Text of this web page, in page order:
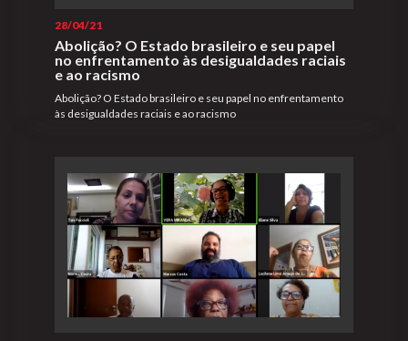
28/04/21
Abolição? O Estado brasileiro e seu papel
no enfrentamento às desigualdades raciais
e ao racismo
Abolição? O Estado brasileiro e seu papel no enfrentamento
às desigualdades raciais e ao racismo